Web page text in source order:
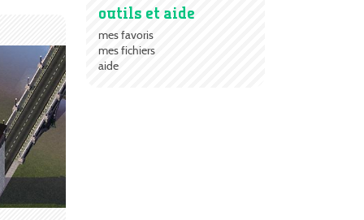
outils et aide
mes favoris
mes fichiers
aide